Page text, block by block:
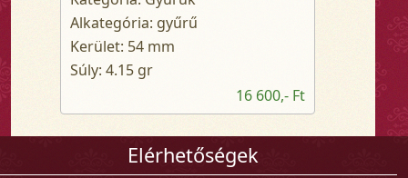
Alkategória: gyűrű
Kerület: 54 mm
Súly: 4.15 gr
16 600,- Ft
Elérhetőségek